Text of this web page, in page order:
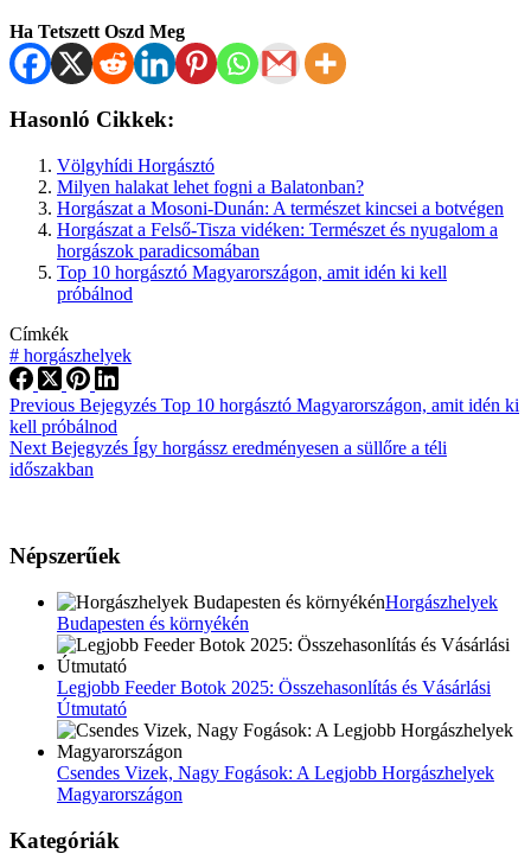
Ha Tetszett Oszd Meg
Hasonló Cikkek:
Völgyhídi Horgásztó
Milyen halakat lehet fogni a Balatonban?
Horgászat a Mosoni-Dunán: A természet kincsei a botvégen
Horgászat a Felső-Tisza vidéken: Természet és nyugalom a
horgászok paradicsomában
Top 10 horgásztó Magyarországon, amit idén ki kell
próbálnod
Címkék
# horgászhelyek
Previous Bejegyzés Top 10 horgásztó Magyarországon, amit idén ki
kell próbálnod
Next Bejegyzés Így horgássz eredményesen a süllőre a téli
időszakban
Népszerűek
Horgászhelyek
Budapesten és környékén
Legjobb Feeder Botok 2025: Összehasonlítás és Vásárlási
Útmutató
Csendes Vizek, Nagy Fogások: A Legjobb Horgászhelyek
Magyarországon
Kategóriák